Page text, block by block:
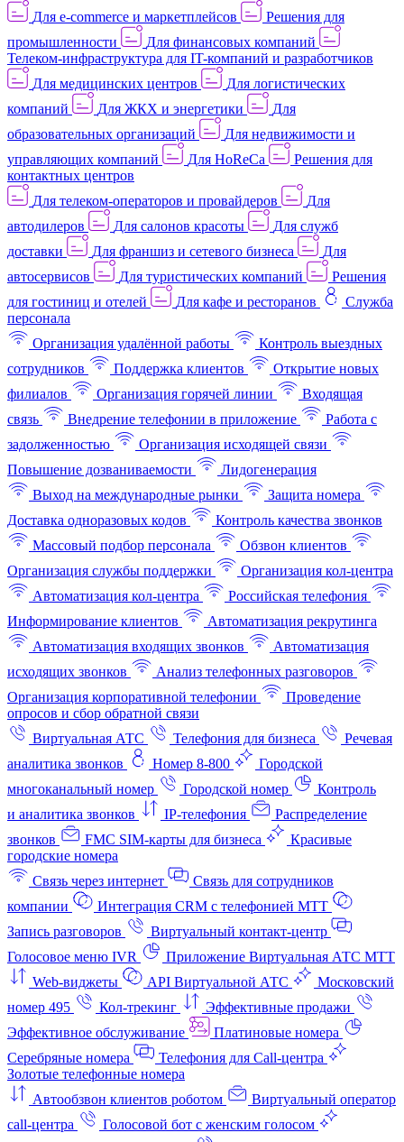
Для e-commerce и маркетплейсов
Решения для
промышленности
Для финансовых компаний
Телеком-инфраструктура для IT-компаний и разработчиков
Для медицинских центров
Для логистических
компаний
Для ЖКХ и энергетики
Для
образовательных организаций
Для недвижимости и
управляющих компаний
Для HoReCa
Решения для
контактных центров
Для телеком-операторов и провайдеров
Для
автодилеров
Для салонов красоты
Для служб
доставки
Для франшиз и сетевого бизнеса
Для
автосервисов
Для туристических компаний
Решения
для гостиниц и отелей
Для кафе и ресторанов
Служба
персонала
Организация удалённой работы
Контроль выездных
сотрудников
Поддержка клиентов
Открытие новых
филиалов
Организация горячей линии
Входящая
связь
Внедрение телефонии в приложение
Работа с
задолженностью
Организация исходящей связи
Повышение дозваниваемости
Лидогенерация
Выход на международные рынки
Защита номера
Доставка одноразовых кодов
Контроль качества звонков
Массовый подбор персонала
Обзвон клиентов
Организация службы поддержки
Организация кол-центра
Автоматизация кол-центра
Российская телефония
Информирование клиентов
Автоматизация рекрутинга
Автоматизация входящих звонков
Автоматизация
исходящих звонков
Анализ телефонных разговоров
Организация корпоративной телефонии
Проведение
опросов и сбор обратной связи
Виртуальная АТС
Телефония для бизнеса
Речевая
аналитика звонков
Номер 8-800
Городской
многоканальный номер
Городской номер
Контроль
и аналитика звонков
IP-телефония
Распределение
звонков
FMC SIM-карты для бизнеса
Красивые
городские номера
Связь через интернет
Связь для сотрудников
компании
Интеграция CRM с телефонией МТТ
Запись разговоров
Виртуальный контакт‑центр
Голосовое меню IVR
Приложение Виртуальная АТС МТТ
Web-виджеты
API Виртуальной АТС
Московский
номер 495
Кол-трекинг
Эффективные продажи
Эффективное обслуживание
Платиновые номера
Серебряные номера
Телефония для Call-центра
Золотые телефонные номера
Автообзвон клиентов роботом
Виртуальный оператор
call-центра
Голосовой бот с женским голосом